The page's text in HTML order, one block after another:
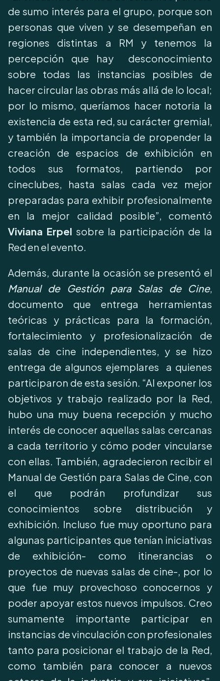
de sumo interés para el grupo, porque son
personas que viven y se desempeñan en
regiones distintas a RM y tenemos la
percepción que hay desconocimiento
sobre todas las instancias posibles de
hacer circular las obras más allá de lo local;
por lo mismo, queríamos hacer notoria la
existencia de esta red, su carácter gremial,
y también la importancia de propender la
creación de espacios de exhibición en
todos sus formatos, partiendo por
cineclubes, hasta salas cada vez mejor
preparadas para exhibir profesionalmente
en la mejor calidad posible”, comentó
Viviana Erpel sobre la participación de la
Red en el evento.
Además, durante la ocasión se presentó el
Manual de Gestión para Salas de Cine,
documento que entrega herramientas
teóricas y prácticas para la formación,
fortalecimiento y profesionalización de
salas de cine independientes, y se hizo
entrega de algunos ejemplares a quienes
participaron de esta sesión. “Al exponer los
objetivos y trabajo realizado por la Red,
hubo una muy buena recepción y mucho
interés de conocer aquellas salas cercanas
a cada territorio y cómo poder vincularse
con ellas. También, agradecieron recibir el
Manual de Gestión para Salas de Cine, con
el que podrán profundizar sus
conocimientos sobre distribución y
exhibición. Incluso fue muy oportuno para
algunas participantes que tenían iniciativas
de exhibición- como itinerancias o
proyectos de nuevas salas de cine-, por lo
que fue muy provechoso conocernos y
poder apoyar estos nuevos impulsos. Creo
sumamente importante participar en
instancias de vinculación con profesionales
tanto para posicionar el trabajo de la Red,
como también para conocer a nuevos